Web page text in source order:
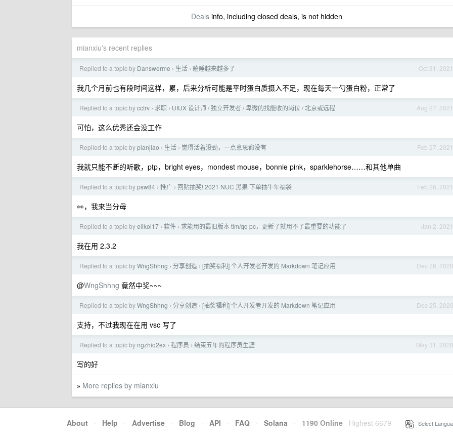
Dealsinfo, including closed deals, is not hidden
mianxiu's recent replies
Oct 31, 2021
Replied to a topic by Danswerme › 生活 › 瞌睡越来越多了
我几个月前也有段时间这样，累，后来分析可能是平时蛋白质摄入不足，现在每天一勺蛋白粉，正常了
Aug 27, 2021
Replied to a topic bycctrv › 求职 › UIUX 设计师 / 独立开发者 / 卑微的找能收的岗位 / 北京或远程
可怕，这么优秀还会没工作
Feb 27, 2021
Replied to a topic bypianjiao › 生活 › 觉得活着没劲，一点意思都没有
我就只能不断的听歌，ptp，bright eyes，mondest mouse，bonnie pink，sparklehorse……和其他单曲
Feb 26, 2021
Replied to a topic bypsw84 › 推广 › 回贴抽奖! 2021 NUC 黑果 下单抽牛年福袋
👀，我来当分母
Jan 2, 2021
Replied to a topic byelikoi17 › 软件 › 求能用的最旧版本 tim/qq pc，更新了就用不了最重要的功能了
我在用 2.3.2
Dec 26, 2020
Replied to a topic byWngShhng › 分享创造 › [抽奖福利] 个人开发者开发的 Markdown 笔记应用
@WngShhng 竟然中奖~~~
Dec 25, 2020
Replied to a topic byWngShhng › 分享创造 › [抽奖福利] 个人开发者开发的 Markdown 笔记应用
支持，不过我现在在用 vsc 写了
May 31, 2020
Replied to a topic by ngzhio2ex › 程序员 › 结束五年的程序员生涯
写的好
» More replies by mianxiu
About · Help · Advertise · Blog · API · FAQ · Solana · 1190 Online Highest 6679 Select